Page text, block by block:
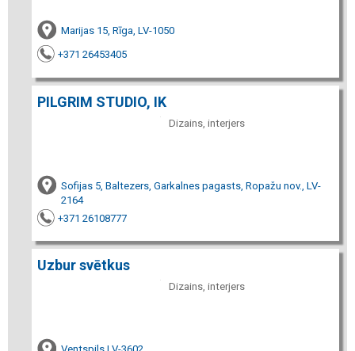
Marijas 15, Rīga, LV-1050
+371 26453405
PILGRIM STUDIO, IK
Dizains, interjers
Sofijas 5, Baltezers, Garkalnes pagasts, Ropažu nov., LV-
2164
+371 26108777
Uzbur svētkus
Dizains, interjers